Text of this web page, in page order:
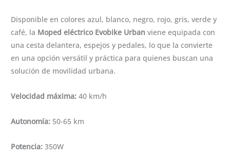
Disponible en colores azul, blanco, negro, rojo, gris, verde y
café, la Moped eléctrico Evobike Urban viene equipada con
una cesta delantera, espejos y pedales, lo que la convierte
en una opción versátil y práctica para quienes buscan una
solución de movilidad urbana.
Velocidad máxima: 40 km/h
Autonomía: 50-65 km
Potencia: 350W